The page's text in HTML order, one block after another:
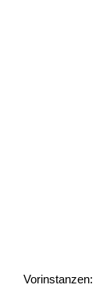
Vor­ins­tan­zen: